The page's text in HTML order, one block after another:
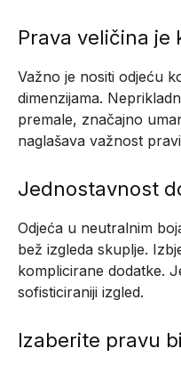
Prava veličina je
Važno je nositi odjeću
dimenzijama.
premale, značajno
naglašava važnost
Jednostavnost
Odjeća u neutralnim
bež izgleda skuplje.
komplicirane dodatke.
sofisticiraniji izgled.
Izaberite pravu